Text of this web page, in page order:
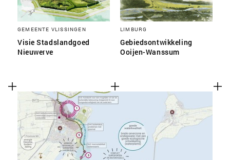
GEMEENTE VLISSINGEN
Visie Stadslandgoed
Nieuwerve
LIMBURG
Gebiedsontwikkeling
Ooijen-Wanssum